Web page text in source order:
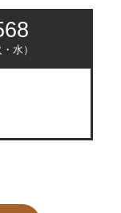
水）